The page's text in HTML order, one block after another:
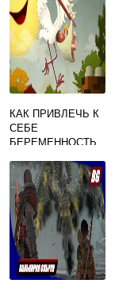
КАК ПРИВЛЕЧЬ К
СЕБЕ
БЕРЕМЕННОСТЬ